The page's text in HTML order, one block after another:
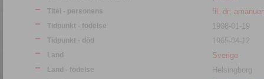
Titel - personens fil. dr;
Tidpunkt - födelse 1908-01-19
Tidpunkt - död 1965-04-12
Land Sverige
Land - födelse Helsingborg